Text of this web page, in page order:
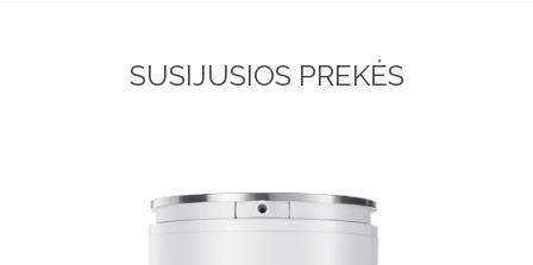
SUSIJUSIOS PREKĖS